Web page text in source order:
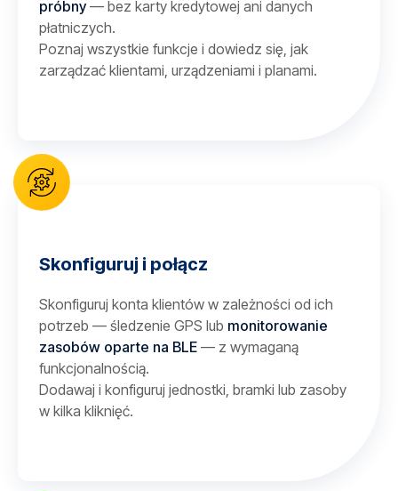
próbny— bez karty kredytowej ani danych
płatniczych.
Poznaj wszystkie funkcje i dowiedz się, jak
zarządzać klientami, urządzeniami i planami.
Skonfiguruj i połącz
Skonfiguruj konta klientów w zależności od ich
potrzeb — śledzenie GPS lub monitorowanie
zasobów oparte na BLE — z wymaganą
funkcjonalnością.
Dodawaj i konfiguruj jednostki, bramki lub zasoby
w kilka kliknięć.